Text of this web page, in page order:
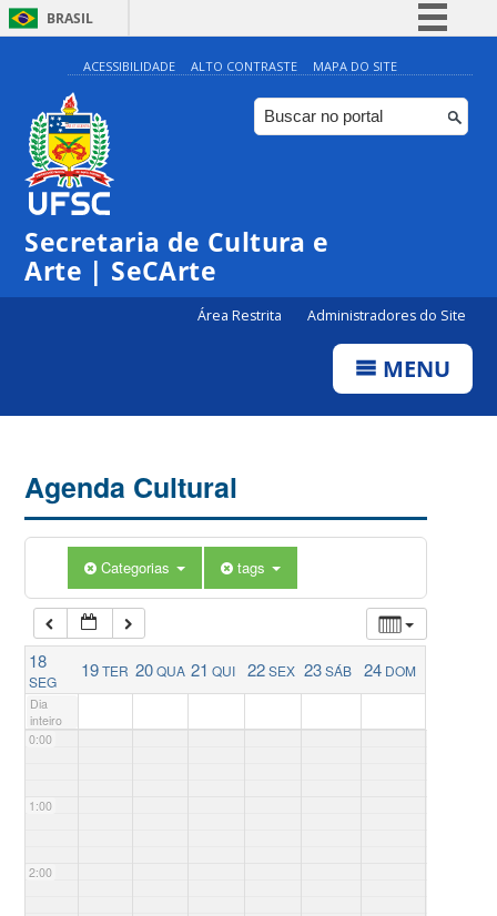
BRASIL
Simplifique!
Comunica BR
Participe
ACESSIBILIDADE ALTO CONTRASTE MAPA DO SITE
Secretaria de Cultura e
Arte | SeCArte
Área Restrita Administradores do Site
MENU
Agenda Cultural
Categorias tags
18
SEG
19TER 20QUA 21 QUI 22SEX 23SÁB 24 DOM
Dia
inteiro
0:00
1:00
2:00